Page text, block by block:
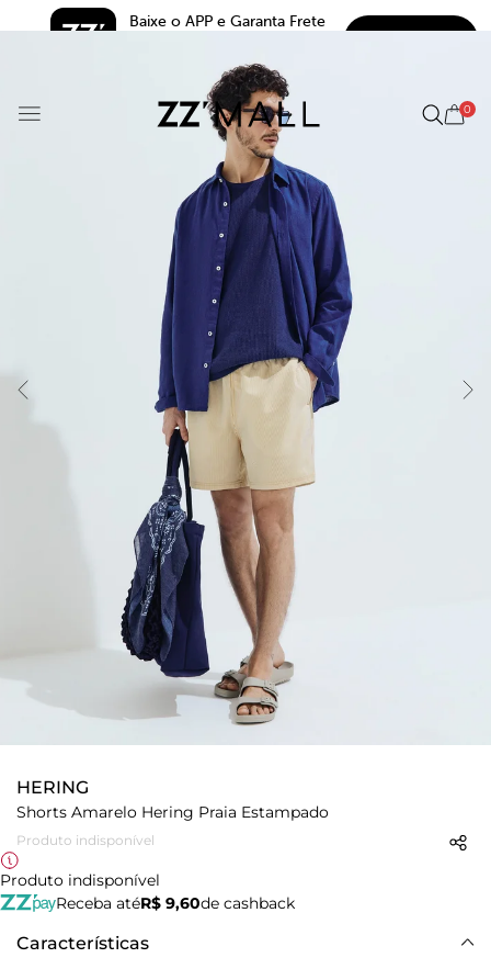
Baixe o APP e Garanta Frete
5.0
0
HERING
Shorts Amarelo Hering Praia Estampado
Produto indisponível
Produto indisponível
Receba atéR$ 9,60de cashback
Características